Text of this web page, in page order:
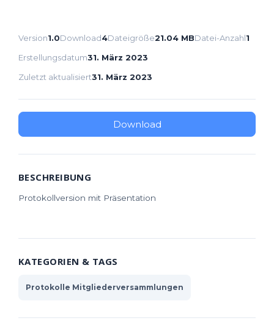
Version1.0Download4Dateigröße21.04 MBDatei-Anzahl1
Erstellungsdatum31. März 2023
Zuletzt aktualisiert31. März 2023
Download
BESCHREIBUNG
Protokollversion mit Präsentation
KATEGORIEN & TAGS
Protokolle Mitgliederversammlungen